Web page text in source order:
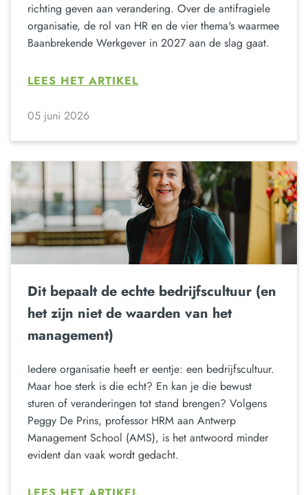
richting geven aan verandering. Over de antifragiele
organisatie, de rol van HR en de vier thema's waarmee
Baanbrekende Werkgever in 2027 aan de slag gaat.
LEES HET ARTIKEL
05 juni 2026
Dit bepaalt de echte bedrijfscultuur (en
het zijn niet de waarden van het
management)
Iedere organisatie heeft er eentje: een bedrijfscultuur.
Maar hoe sterk is die echt? En kan je die bewust
sturen of veranderingen tot stand brengen? Volgens
Peggy De Prins, professor HRM aan Antwerp
Management School (AMS), is het antwoord minder
evident dan vaak wordt gedacht.